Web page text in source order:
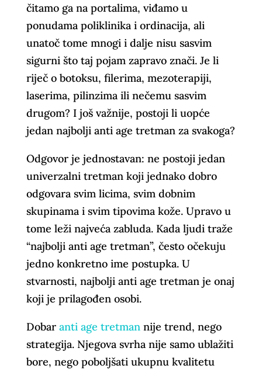
čitamo ga na portalima, viđamo u
ponudama poliklinika i ordinacija, ali
unatoč tome mnogi i dalje nisu sasvim
sigurni što taj pojam zapravo znači. Je li
riječ o botoksu, filerima, mezoterapiji,
laserima, pilinzima ili nečemu sasvim
drugom? I još važnije, postoji li uopće
jedan najbolji anti age tretman za svakoga?
Odgovor je jednostavan: ne postoji jedan
univerzalni tretman koji jednako dobro
odgovara svim licima, svim dobnim
skupinama i svim tipovima kože. Upravo u
tome leži najveća zabluda. Kada ljudi traže
“najbolji anti age tretman”, često očekuju
jedno konkretno ime postupka. U
stvarnosti, najbolji anti age tretman je onaj
koji je prilagođen osobi.
Dobar anti age tretmannije trend, nego
strategija. Njegova svrha nije samo ublažiti
bore, nego poboljšati ukupnu kvalitetu